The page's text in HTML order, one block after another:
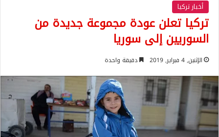
أخبار تركيا
تركيا تعلن عودة مجموعة جديدة من
السوريين إلى سوريا
الإثنين, 4 فبراير, 2019 دقيقة واحدة